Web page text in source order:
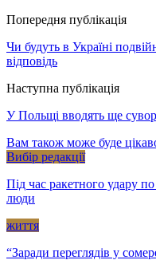
Попередня публікація
Чи будуть в Україні
відповідь
Наступна публікація
У Польщі вводять ще
Вам також може буде
Вибір редакції
Під час ракетного удару
люди
життя
“Заради переглядів у